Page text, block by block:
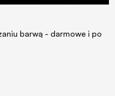
barwą - darmowe i po